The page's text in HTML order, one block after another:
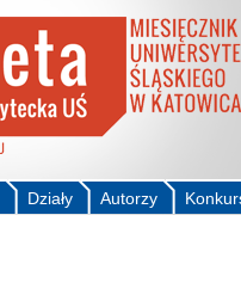
Autorzy
Działy